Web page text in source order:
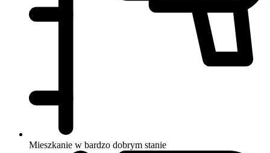
Mieszkanie w bardzo dobrym stanie